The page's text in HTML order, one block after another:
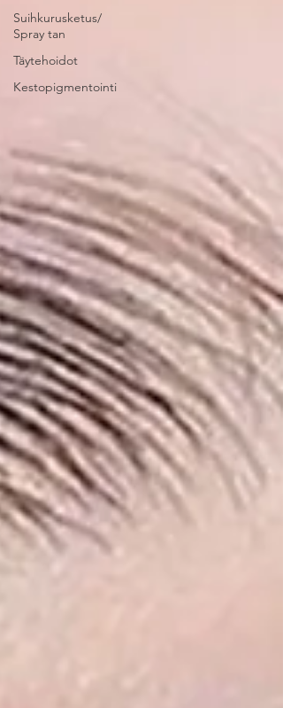
Suihkurusketus/
Spray tan
Täytehoidot
Kestopigmentointi